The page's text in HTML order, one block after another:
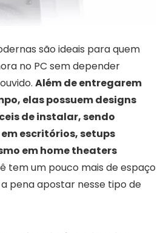
são ideais para quem
no PC sem depender
Além de entregarem
elas possuem designs
de instalar, sendo
escritórios, setups
em home theaters
tem um pouco mais de espaço
pena apostar nesse tipo de